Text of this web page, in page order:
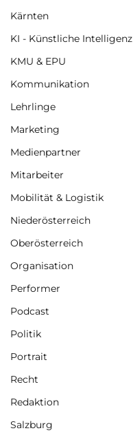
Kärnten
KI - Künstliche Intelligenz
KMU & EPU
Kommunikation
Lehrlinge
Marketing
Medienpartner
Mitarbeiter
Mobilität & Logistik
Niederösterreich
Oberösterreich
Organisation
Performer
Podcast
Politik
Portrait
Recht
Redaktion
Salzburg